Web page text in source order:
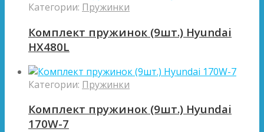
Категории: Пружинки
Комплект пружинок (9шт.) Hyundai
HX480L
Категории: Пружинки
Комплект пружинок (9шт.) Hyundai
170W-7